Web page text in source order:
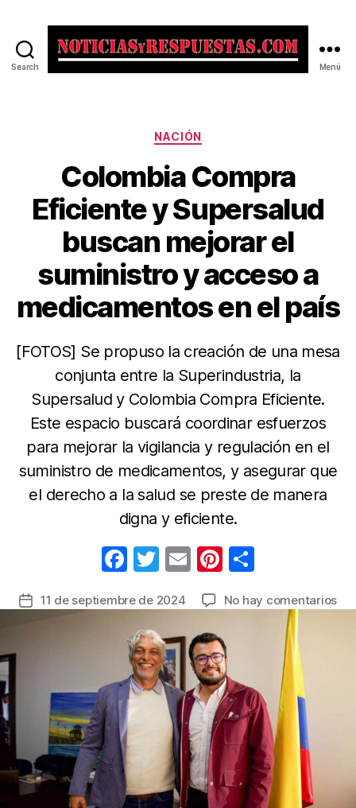
Search Menú
Categorías
NACIÓN
Colombia Compra
Eficiente y Supersalud
buscan mejorar el
suministro y acceso a
medicamentos en el país
[FOTOS] Se propuso la creación de una mesa
conjunta entre la Superindustria, la
Supersalud y Colombia Compra Eficiente.
Este espacio buscará coordinar esfuerzos
para mejorar la vigilancia y regulación en el
suministro de medicamentos, y asegurar que
el derecho a la salud se preste de manera
digna y eficiente.
F
c
e
b
o
o
T
itt
er
E
ail
Pi
er
st
m
tir
Fecha11 de septiembre de 2024 No hay comentariosen